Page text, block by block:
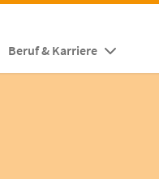
Beruf & Karriere